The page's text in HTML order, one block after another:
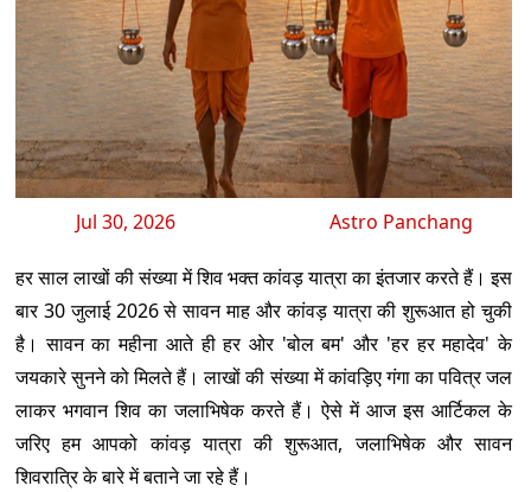
Jul 30, 2026 Astro Panchang
हर साल लाखों की संख्या में शिव भक्त कांवड़ यात्रा का इंतजार करते हैं। इस
बार 30 जुलाई 2026 से सावन माह और कांवड़ यात्रा की शुरूआत हो चुकी
है। सावन का महीना आते ही हर ओर 'बोल बम' और 'हर हर महादेव' के
जयकारे सुनने को मिलते हैं। लाखों की संख्या में कांवड़िए गंगा का पवित्र जल
लाकर भगवान शिव का जलाभिषेक करते हैं। ऐसे में आज इस आर्टिकल के
जरिए हम आपको कांवड़ यात्रा की शुरूआत, जलाभिषेक और सावन
शिवरात्रि के बारे में बताने जा रहे हैं।